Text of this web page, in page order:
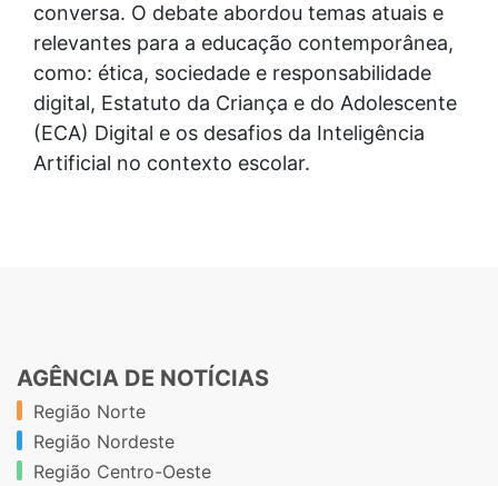
conversa. O debate abordou temas atuais e
relevantes para a educação contemporânea,
como: ética, sociedade e responsabilidade
digital, Estatuto da Criança e do Adolescente
(ECA) Digital e os desafios da Inteligência
Artificial no contexto escolar.
AGÊNCIA DE NOTÍCIAS
Região Norte
Região Nordeste
Região Centro-Oeste